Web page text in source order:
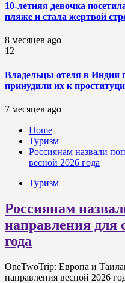
10-летняя девочка
пляже и стала жертвой
8 месяцев ago
12
Владельцы отеля в Индии
принудили их к
7 месяцев ago
Home
Туризм
Россиянам назвали
весной 2026 года
Туризм
Россиянам
направления для
года
OneTwoTrip: Европа и
направления весной 2026